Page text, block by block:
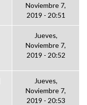
Noviembre 7,
2019 - 20:51
Jueves,
Noviembre 7,
2019 - 20:52
Jueves,
Noviembre 7,
2019 - 20:53